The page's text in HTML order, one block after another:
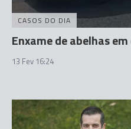
CASOS DO DIA
Enxame de abelhas
13 Fev 16:24